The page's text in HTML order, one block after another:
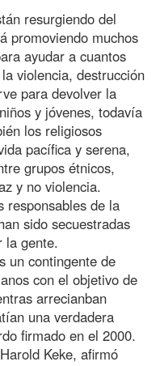
resurgiendo del
promoviendo muchos
ayudar a cuantos
violencia, destrucción
para devolver la
y jóvenes, todavía
los religiosos
pacífica y serena,
grupos étnicos,
y no violencia.
responsables de la
sido secuestradas
la gente.
un contingente de
con el objetivo de
arrecianban
una verdadera
firmado en el 2000.
Keke, afirmó